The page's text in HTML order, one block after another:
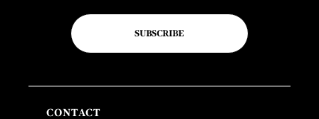
SUBSCRIBE
CONTACT